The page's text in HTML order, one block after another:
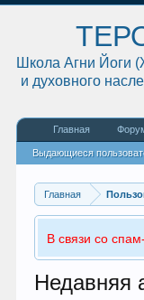
Главная
В связи со
Недавняя
Школа Агни Йоги
и духовного
Главная
Выдающиеся